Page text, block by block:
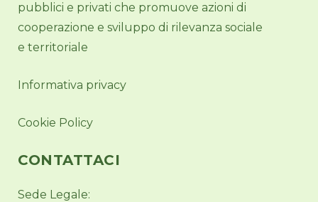
pubblici e privati che promuove azioni di
cooperazione e sviluppo di rilevanza sociale
e territoriale
Informativa privacy
Cookie Policy
CONTATTACI
Sede Legale: